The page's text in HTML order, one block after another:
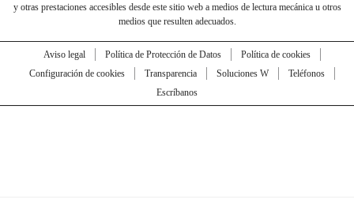
y otras prestaciones accesibles desde este sitio web a medios de lectura mecánica u otros
medios que resulten adecuados.
Aviso legal Política de Protección de Datos
Política de cookies
Configuración de cookies
Transparencia Soluciones W
Teléfonos
Escríbanos